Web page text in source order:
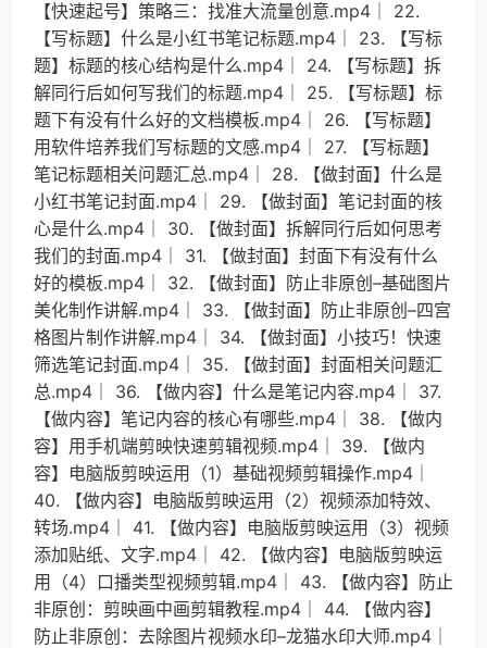
【快速起号】策略三：找准大流量创意.mp4│ 22.
【写标题】什么是小红书笔记标题.mp4│ 23. 【写标
题】标题的核心结构是什么.mp4│ 24. 【写标题】拆
解同行后如何写我们的标题.mp4│ 25. 【写标题】标
题下有没有什么好的文档模板.mp4│ 26. 【写标题】
用软件培养我们写标题的文感.mp4│ 27. 【写标题】
笔记标题相关问题汇总.mp4│ 28. 【做封面】什么是
小红书笔记封面.mp4│ 29. 【做封面】笔记封面的核
心是什么.mp4│ 30. 【做封面】拆解同行后如何思考
我们的封面.mp4│ 31. 【做封面】封面下有没有什么
好的模板.mp4│ 32. 【做封面】防止非原创–基础图片
美化制作讲解.mp4│ 33. 【做封面】防止非原创–四宫
格图片制作讲解.mp4│ 34. 【做封面】小技巧！快速
筛选笔记封面.mp4│ 35. 【做封面】封面相关问题汇
总.mp4│ 36. 【做内容】什么是笔记内容.mp4│ 37.
【做内容】笔记内容的核心有哪些.mp4│ 38. 【做内
容】用手机端剪映快速剪辑视频.mp4│ 39. 【做内
容】电脑版剪映运用（1）基础视频剪辑操作.mp4│
40. 【做内容】电脑版剪映运用（2）视频添加特效、
转场.mp4│ 41. 【做内容】电脑版剪映运用（3）视频
添加贴纸、文字.mp4│ 42. 【做内容】电脑版剪映运
用（4）口播类型视频剪辑.mp4│ 43. 【做内容】防止
非原创：剪映画中画剪辑教程.mp4│ 44. 【做内容】
防止非原创：去除图片视频水印–龙猫水印大师.mp4│